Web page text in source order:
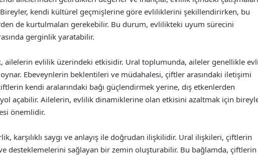
kendi kültürel geçmişlerine göre evliliklerini şekillendirirken, bu
de kurtulmaları gerekebilir. Bu durum, evlilikteki uyum sürecini
gerginlik yaratabilir.
ailelerin evlilik üzerindeki etkisidir. Ural toplumunda, aileler genellikle
Ebeveynlerin beklentileri ve müdahalesi, çiftler arasındaki iletişimi
kendi aralarındaki bağı güçlendirmek yerine, dış etkenlerden
açabilir. Ailelerin, evlilik dinamiklerine olan etkisini azaltmak için
önemlidir.
karşılıklı saygı ve anlayış ile doğrudan ilişkilidir. Ural ilişkileri, çiftlerin
desteklemelerini sağlayan bir zemin oluşturabilir. Bu bağlamda, çiftlerin